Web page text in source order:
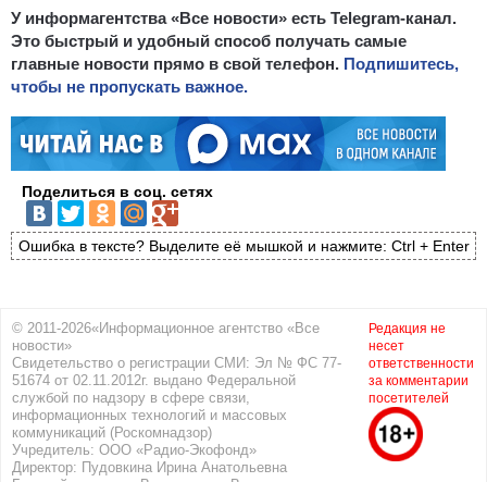
У информагентства «Все новости» есть Telegram-канал.
Это быстрый и удобный способ получать самые
главные новости прямо в свой телефон. Подпишитесь,
чтобы не пропускать важное.
Поделиться в соц. сетях
Ошибка в тексте? Выделите её мышкой и нажмите: Ctrl + Enter
© 2011-2026«Информационное агентство «Все
новости»
Свидетельство о регистрации СМИ: Эл № ФС 77-
51674 от 02.11.2012г. выдано Федеральной
службой по надзору в сфере связи,
информационных технологий и массовых
коммуникаций (Роскомнадзор)
Учредитель: ООО «Радио-Экофонд»
Директор: Пудовкина Ирина Анатольевна
Редакция не
несет
ответственности
за комментарии
посетителей